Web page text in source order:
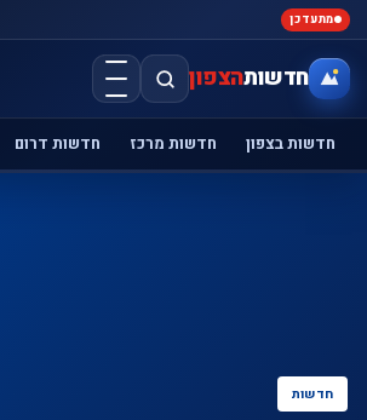
מתעדכן
חדשותהצפון
חדשות בצפון חדשות מרכז חדשות דרום
חדשות